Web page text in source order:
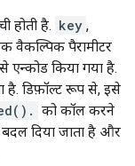
होती है. key ,
वैकल्पिक पैरामीटर
एन्कोड किया गया है.
है. डिफ़ॉल्ट रूप से, इसे
को कॉल करने
दिया जाता है और